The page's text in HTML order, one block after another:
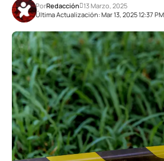
Última Actualización: Mar 13, 2025 12:37 PM
PorRedacción 13 Marzo, 2025